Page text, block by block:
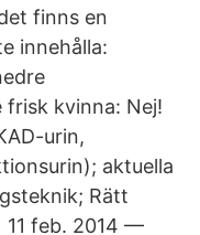
finns en
innehålla:
kvinna: Nej!
urin,
aktuella
Rätt
feb. 2014 —